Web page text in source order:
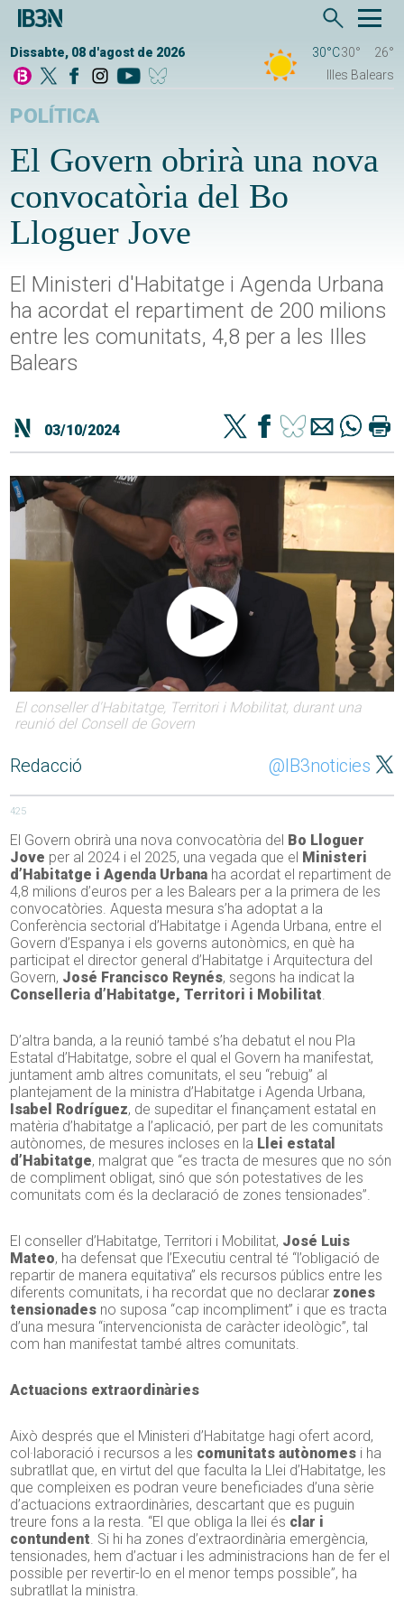
Dissabte, 08 d'agost de 2026 30°C30°
26°
Illes Balears
POLÍTICA
El Govern obrirà una nova
convocatòria del Bo
Lloguer Jove
El Ministeri d'Habitatge i Agenda Urbana
ha acordat el repartiment de 200 milions
entre les comunitats, 4,8 per a les Illes
Balears
03/10/2024
El conseller d'Habitatge, Territori i Mobilitat, durant una
reunió del Consell de Govern
Redacció @IB3noticies
425
El Govern obrirà una nova convocatòria del Bo Lloguer
Jove per al 2024 i el 2025, una vegada que el Ministeri
d’Habitatge i Agenda Urbana ha acordat el repartiment de
4,8 milions d’euros per a les Balears per a la primera de les
convocatòries. Aquesta mesura s’ha adoptat a la
Conferència sectorial d’Habitatge i Agenda Urbana, entre el
Govern d’Espanya i els governs autonòmics, en què ha
participat el director general d’Habitatge i Arquitectura del
Govern, José Francisco Reynés, segons ha indicat la
Conselleria d’Habitatge, Territori i Mobilitat.
D’altra banda, a la reunió també s’ha debatut el nou Pla
Estatal d’Habitatge, sobre el qual el Govern ha manifestat,
juntament amb altres comunitats, el seu “rebuig” al
plantejament de la ministra d’Habitatge i Agenda Urbana,
Isabel Rodríguez, de supeditar el finançament estatal en
matèria d’habitatge a l’aplicació, per part de les comunitats
autònomes, de mesures incloses en la Llei estatal
d’Habitatge, malgrat que “es tracta de mesures que no són
de compliment obligat, sinó que són potestatives de les
comunitats com és la declaració de zones tensionades”.
El conseller d’Habitatge, Territori i Mobilitat, José Luis
Mateo, ha defensat que l’Executiu central té “l’obligació de
repartir de manera equitativa” els recursos públics entre les
diferents comunitats, i ha recordat que no declarar zones
tensionades no suposa “cap incompliment” i que es tracta
d’una mesura “intervencionista de caràcter ideològic”, tal
com han manifestat també altres comunitats.
Actuacions extraordinàries
Això després que el Ministeri d’Habitatge hagi ofert acord,
col·laboració i recursos a les comunitats autònomes i ha
subratllat que, en virtut del que faculta la Llei d’Habitatge, les
que compleixen es podran veure beneficiades d’una sèrie
d’actuacions extraordinàries, descartant que es puguin
treure fons a la resta. “El que obliga la llei és clar i
contundent. Si hi ha zones d’extraordinària emergència,
tensionades, hem d’actuar i les administracions han de fer el
possible per revertir-lo en el menor temps possible”, ha
subratllat la ministra.